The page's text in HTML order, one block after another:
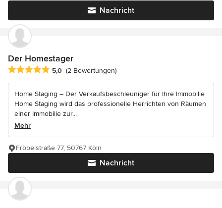
Nachricht
Der Homestager
Durchschnittliche Bewertung: 5 von 5 Sternen
5,0 (2 Bewertungen)
Home Staging – Der Verkaufsbeschleuniger für Ihre Immobilie
Home Staging wird das professionelle Herrichten von Räumen
einer Immobilie zur...
Mehr
Nachricht
Fröbelstraße 77, 50767 Köln